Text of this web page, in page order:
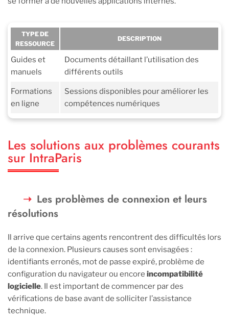
TYPE DE
RESSOURCE
DESCRIPTION
Guides et
manuels
Documents détaillant l’utilisation des
différents outils
Formations
en ligne
Sessions disponibles pour améliorer les
compétences numériques
Les solutions aux problèmes courants
sur IntraParis
Les problèmes de connexion et leurs
résolutions
Il arrive que certains agents rencontrent des difficultés lors
de la connexion. Plusieurs causes sont envisagées :
identifiants erronés, mot de passe expiré, problème de
configuration du navigateur ou encore incompatibilité
logicielle. Il est important de commencer par des
vérifications de base avant de solliciter l’assistance
technique.